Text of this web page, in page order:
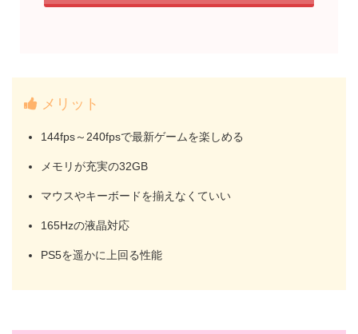
メリット
144fps～240fpsで最新ゲームを楽しめる
メモリが充実の32GB
マウスやキーボードを揃えなくていい
165Hzの液晶対応
PS5を遥かに上回る性能